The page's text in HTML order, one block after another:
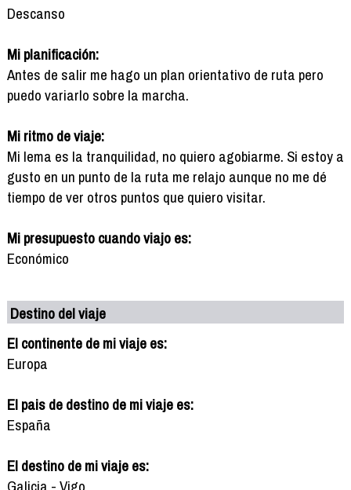
Descanso
Mi planificación:
Antes de salir me hago un plan orientativo de ruta pero
puedo variarlo sobre la marcha.
Mi ritmo de viaje:
Mi lema es la tranquilidad, no quiero agobiarme. Si estoy a
gusto en un punto de la ruta me relajo aunque no me dé
tiempo de ver otros puntos que quiero visitar.
Mi presupuesto cuando viajo es:
Económico
Destino del viaje
El continente de mi viaje es:
Europa
El pais de destino de mi viaje es:
España
El destino de mi viaje es:
Galicia - Vigo